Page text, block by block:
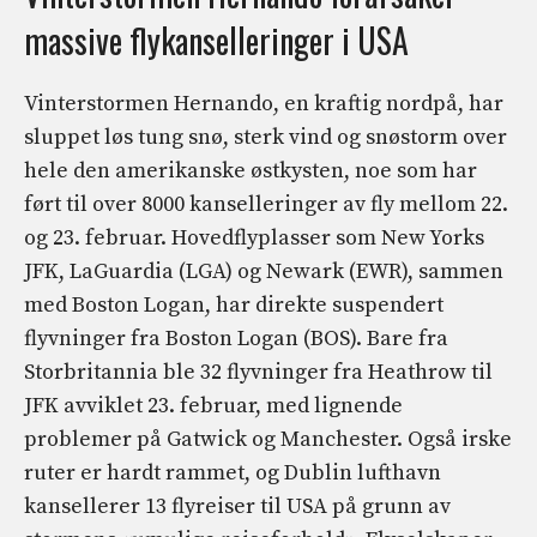
massive flykanselleringer i USA
Vinterstormen Hernando, en kraftig nordpå, har
sluppet løs tung snø, sterk vind og snøstorm over
hele den amerikanske østkysten, noe som har
ført til over 8000 kanselleringer av fly mellom 22.
og 23. februar. Hovedflyplasser som New Yorks
JFK, LaGuardia (LGA) og Newark (EWR), sammen
med Boston Logan, har direkte suspendert
flyvninger fra Boston Logan (BOS). Bare fra
Storbritannia ble 32 flyvninger fra Heathrow til
JFK avviklet 23. februar, med lignende
problemer på Gatwick og Manchester. Også irske
ruter er hardt rammet, og Dublin lufthavn
kansellerer 13 flyreiser til USA på grunn av